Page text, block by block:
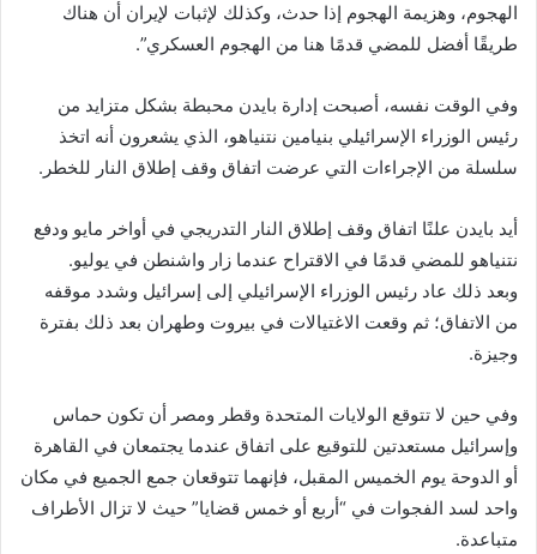
الهجوم، وهزيمة الهجوم إذا حدث، وكذلك لإثبات لإيران أن هناك
طريقًا أفضل للمضي قدمًا هنا من الهجوم العسكري”.
وفي الوقت نفسه، أصبحت إدارة بايدن محبطة بشكل متزايد من
رئيس الوزراء الإسرائيلي بنيامين نتنياهو، الذي يشعرون أنه اتخذ
سلسلة من الإجراءات التي عرضت اتفاق وقف إطلاق النار للخطر.
أيد بايدن علنًا اتفاق وقف إطلاق النار التدريجي في أواخر مايو ودفع
نتنياهو للمضي قدمًا في الاقتراح عندما زار واشنطن في يوليو.
وبعد ذلك عاد رئيس الوزراء الإسرائيلي إلى إسرائيل وشدد موقفه
من الاتفاق؛ ثم وقعت الاغتيالات في بيروت وطهران بعد ذلك بفترة
وجيزة.
وفي حين لا تتوقع الولايات المتحدة وقطر ومصر أن تكون حماس
وإسرائيل مستعدتين للتوقيع على اتفاق عندما يجتمعان في القاهرة
أو الدوحة يوم الخميس المقبل، فإنهما تتوقعان جمع الجميع في مكان
واحد لسد الفجوات في “أربع أو خمس قضايا” حيث لا تزال الأطراف
متباعدة.